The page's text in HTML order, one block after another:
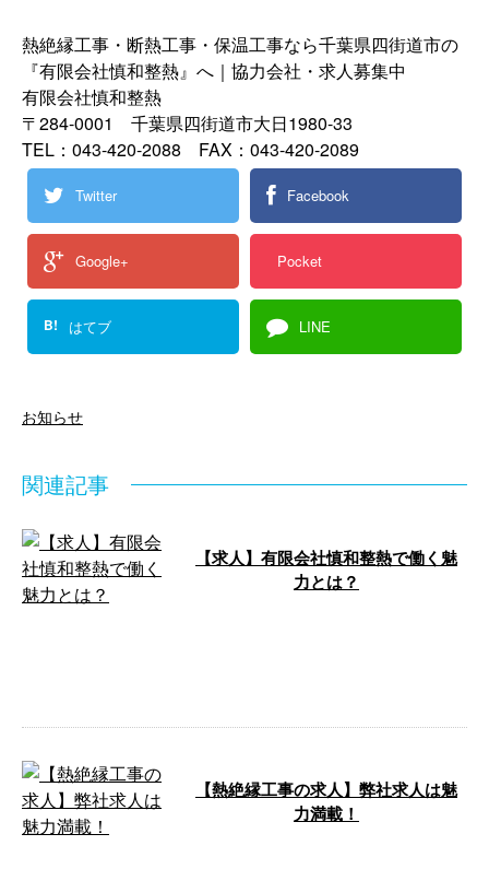
熱絶縁工事・断熱工事・保温工事なら千葉県四街道市の
『有限会社慎和整熱』へ｜協力会社・求人募集中
有限会社慎和整熱
〒284-0001 千葉県四街道市大日1980-33
TEL：043-420-2088 FAX：043-420-2089
Twitter Facebook
Google+ Pocket
B! はてブ LINE
お知らせ
関連記事
【求人】有限会社慎和整熱で働く魅
力とは？
【熱絶縁工事の求人】弊社求人は魅
力満載！